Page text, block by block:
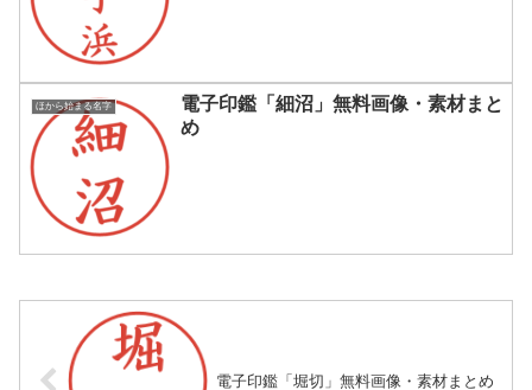
ほから始まる名字
電子印鑑「細沼」無料画像・素材まと
め
電子印鑑「堀切」無料画像・素材まとめ